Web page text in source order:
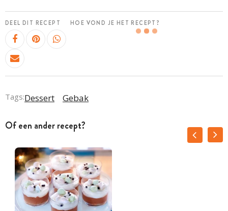
DEEL DIT RECEPT HOE VOND JE HET RECEPT?
Tags:Dessert Gebak
Of een ander recept?